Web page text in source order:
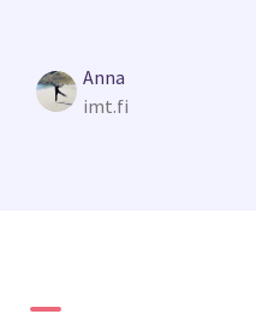
Anna
imt.fi